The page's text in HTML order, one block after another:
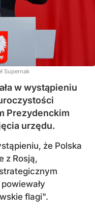
Supernak
w wystąpieniu
Prezydenckim
urzędu.
że Polska
z Rosją,
flagi".